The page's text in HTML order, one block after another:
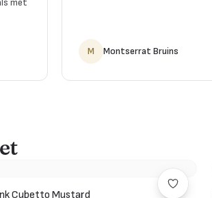
M Montserrat Bruins
Cubetto Mustard